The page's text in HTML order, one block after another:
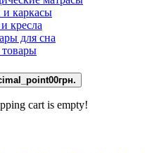
и каркасы
кресла
для сна
товары
cart is empty!